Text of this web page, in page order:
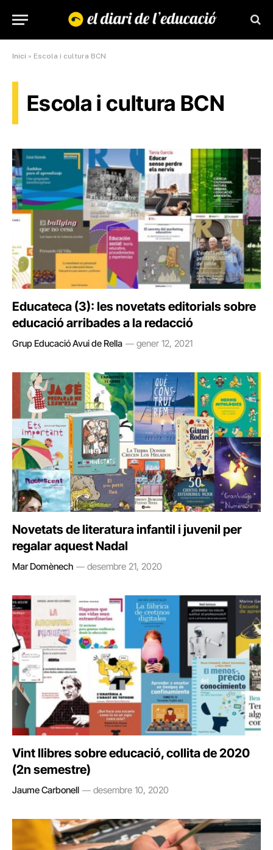
Inici » Escola i cultura BCN
Escola i cultura BCN
Educateca (3): les novetats editorials sobre
educació arribades a la redacció
Grup Educació Avui de Rella gener 12, 2021
Novetats de literatura infantil i juvenil per
regalar aquest Nadal
Mar Domènech desembre 21, 2020
Vint llibres sobre educació, collita de 2020
(2n semestre)
Jaume Carbonell desembre 10, 2020